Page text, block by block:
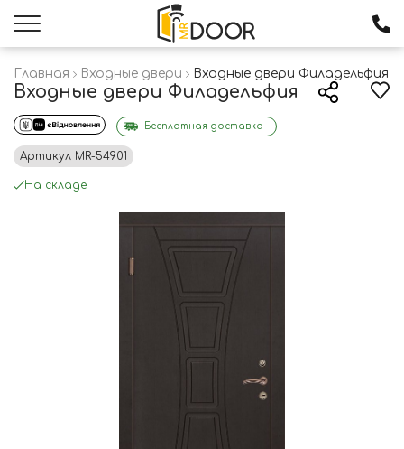
Главная Входные двери Входные двери Филадельфия
Входные двери Филадельфия
Бесплатная доставка
Артикул MR-54901
На складе